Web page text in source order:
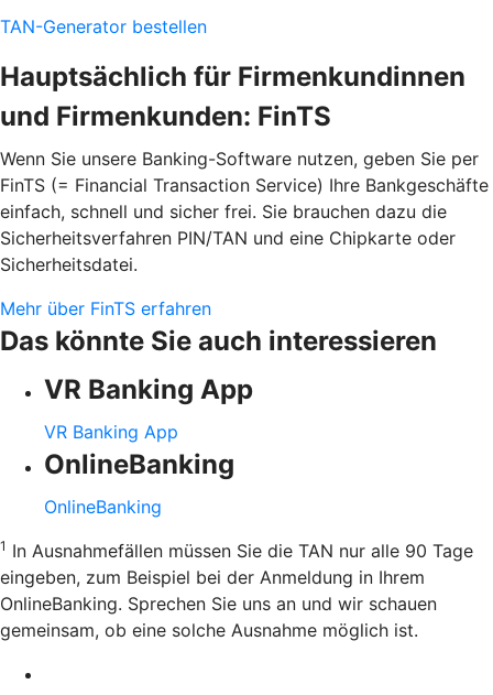
TAN-Generator bestellen
Hauptsächlich für Firmenkundinnen
und Firmenkunden: FinTS
Wenn Sie unsere Banking-Software nutzen, geben Sie per
FinTS (= Financial Transaction Service) Ihre Bankgeschäfte
einfach, schnell und sicher frei. Sie brauchen dazu die
Sicherheitsverfahren PIN/TAN und eine Chipkarte oder
Sicherheitsdatei.
Mehr über FinTS erfahren
Das könnte Sie auch interessieren
VR Banking App
VR Banking App
OnlineBanking
OnlineBanking
1 In Ausnahmefällen müssen Sie die TAN nur alle 90 Tage
eingeben, zum Beispiel bei der Anmeldung in Ihrem
OnlineBanking. Sprechen Sie uns an und wir schauen
gemeinsam, ob eine solche Ausnahme möglich ist.